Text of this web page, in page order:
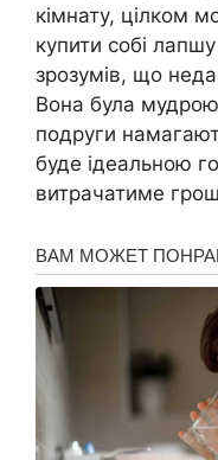
кімнату, цілком
купити собі
зрозумів, що
Вона була мудрою
подруги
буде ідеальною
витрачатиме